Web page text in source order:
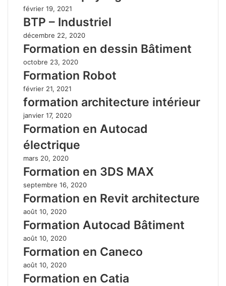
février 19, 2021
BTP – Industriel
décembre 22, 2020
Formation en dessin Bâtiment
octobre 23, 2020
Formation Robot
février 21, 2021
formation architecture intérieur
janvier 17, 2020
Formation en Autocad
électrique
mars 20, 2020
Formation en 3DS MAX
septembre 16, 2020
Formation en Revit architecture
août 10, 2020
Formation Autocad Bâtiment
août 10, 2020
Formation en Caneco
août 10, 2020
Formation en Catia